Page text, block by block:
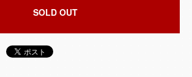
SOLD OUT